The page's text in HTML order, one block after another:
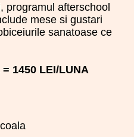
programul afterschool
mese si gustari
sanatoase ce
1450 LEI/LUNA